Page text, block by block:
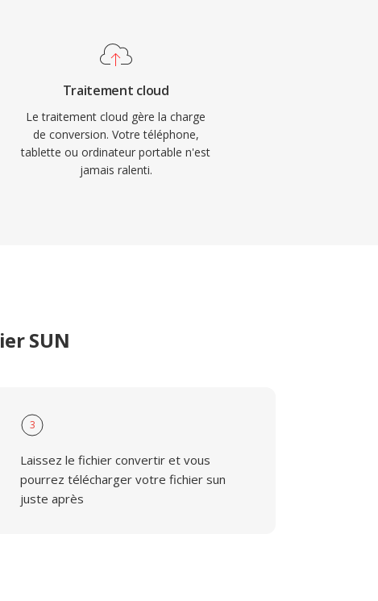
Traitement cloud
Le traitement cloud gère la charge
de conversion. Votre téléphone,
tablette ou ordinateur portable n'est
jamais ralenti.
SUN
3
Laissez le fichier convertir et vous
pourrez télécharger votre fichier sun
juste après